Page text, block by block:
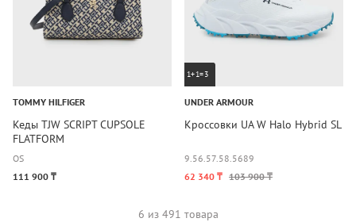
TOMMY HILFIGER
Кеды TJW SCRIPT CUPSOLE
FLATFORM
OS
111 900 ₸
1+1=3
UNDER ARMOUR
Кроссовки UA W Halo Hybrid SL
9.56.57.58.5689
62 340 ₸ 103 900 ₸
6 из 491 товара